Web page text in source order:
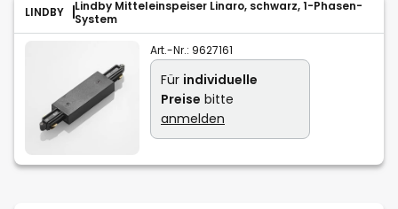
LINDBY
Lindby Mitteleinspeiser Linaro, schwarz, 1-Phasen-
System
Art.-Nr.: 9627161
Für individuelle
Preise bitte
anmelden